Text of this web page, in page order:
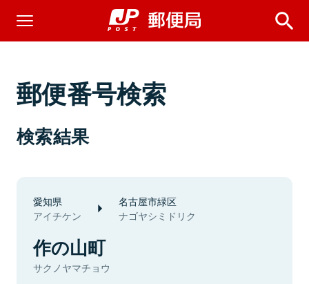
郵便番号検索
検索結果
愛知県
アイチケン
名古屋市緑区
ナゴヤシミドリク
作の山町
サクノヤマチョウ